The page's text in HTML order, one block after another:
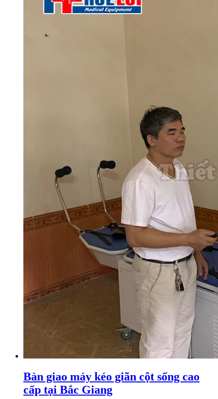
Bàn giao máy kéo giãn cột sống cao
cấp tại Bắc Giang